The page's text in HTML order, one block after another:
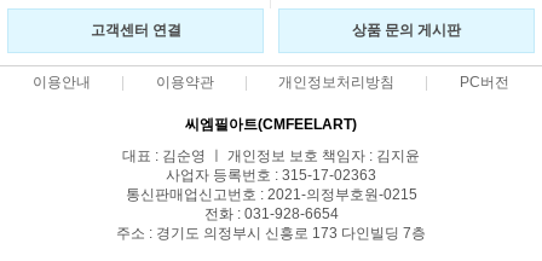
고객센터 연결 상품 문의 게시판
이용안내 이용약관 개인정보처리방침 PC버전
씨엠필아트(CMFEELART)
대표 : 김순영 ㅣ 개인정보 보호 책임자 : 김지윤
사업자 등록번호 : 315-17-02363
통신판매업신고번호 : 2021-의정부호원-0215
전화 : 031-928-6654
주소 : 경기도 의정부시 신흥로 173 다인빌딩 7층